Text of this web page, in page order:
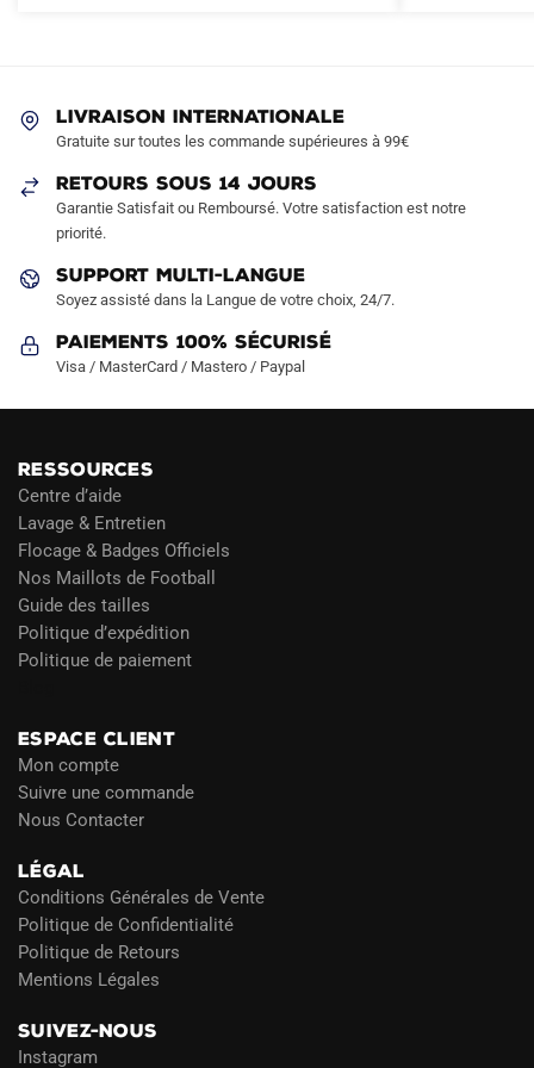
la
LIVRAISON INTERNATIONALE
Gratuite sur toutes les commande supérieures à 99€
RETOURS SOUS 14 JOURS
Garantie Satisfait ou Remboursé. Votre satisfaction est notre
priorité.
SUPPORT MULTI-LANGUE
Soyez assisté dans la Langue de votre choix, 24/7.
Paiements 100% Sécurisé
Visa / MasterCard / Mastero / Paypal
RESSOURCES
Centre d’aide
Lavage & Entretien
Flocage & Badges Officiels
Nos Maillots de Football
Guide des tailles
Politique d’expédition
Politique de paiement
ESPACE CLIENT
Mon compte
Suivre une commande
Nous Contacter
LÉGAL
Conditions Générales de Vente
Politique de Confidentialité
Politique de Retours
Mentions Légales
SUIVEZ-NOUS
Instagram